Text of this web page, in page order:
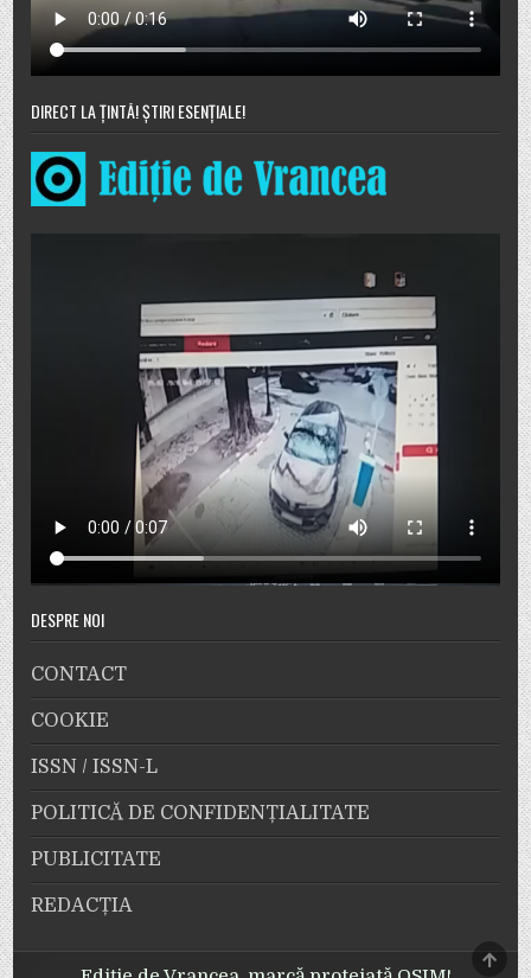
DIRECT LA ȚINTĂ! ȘTIRI ESENȚIALE!
DESPRE NOI
CONTACT
COOKIE
ISSN / ISSN-L
POLITICĂ DE CONFIDENȚIALITATE
PUBLICITATE
REDACȚIA